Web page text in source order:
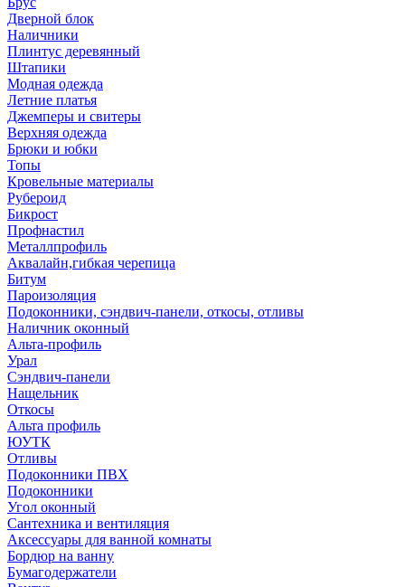
Дверной блок
Наличники
Плинтус деревянный
Штапики
Модная одежда
Летние платья
Джемперы и свитеры
Верхняя одежда
Брюки и юбки
Топы
Кровельные материалы
Рубероид
Бикрост
Профнастил
Металлпрофиль
Аквалайн,гибкая черепица
Битум
Пароизоляция
Подоконники, сэндвич-панели, откосы, отливы
Наличник оконный
Альта-профиль
Урал
Сэндвич-панели
Нащельник
Откосы
Альта профиль
ЮУТК
Отливы
Подоконники ПВХ
Подоконники
Угол оконный
Сантехника и вентиляция
Аксессуары для ванной комнаты
Бордюр на ванну
Бумагодержатели